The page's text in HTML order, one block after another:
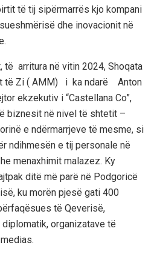
të tij sipërmarrës kjo kompani
dhe inovacionit në
, të arritura në vitin 2024, Shoqata
të Zi ( AMM) i ka ndarë Anton
ekzekutiv i “Castellana Co”,
biznesit në nivel të shtetit –
e ndërmarrjeve të mesme, si
ndihmesën e tij personale në
menaxhimit malazez. Ky
pak ditë më parë në Podgoricë
, ku morën pjesë gati 400
të Qeverisë,
organizatave të